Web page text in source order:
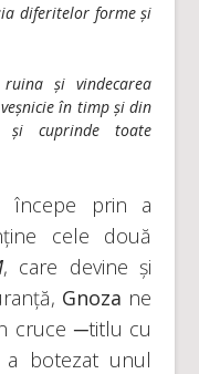
diferitelor forme și
și vindecarea
în timp și din
cuprinde toate
începe prin a
cele două
, care devine și
Gnoza ne
cruce ─titlu cu
a botezat unul